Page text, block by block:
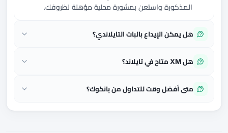
المذكورة واستعن بمشورة محلية مؤهلة لظروفك.
هل يمكن الإيداع بالبات التايلاندي؟
هل XM متاح في تايلاند؟
متى أفضل وقت للتداول من بانكوك؟